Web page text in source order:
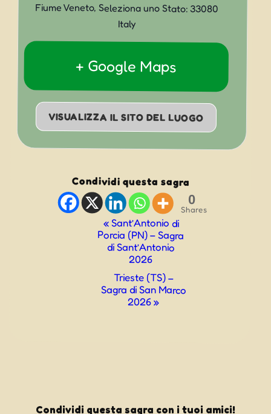
Fiume Veneto, Seleziona uno Stato:33080
Italy
+ Google Maps
VISUALIZZA IL SITO DEL LUOGO
Condividi questa sagra
0
Shares
Navigazione
«Sant’Antonio di
Porcia (PN) – Sagra
di Sant’Antonio
2026
Trieste (TS) –
Sagra di San Marco
2026»
Condividi questa sagra con i tuoi amici!